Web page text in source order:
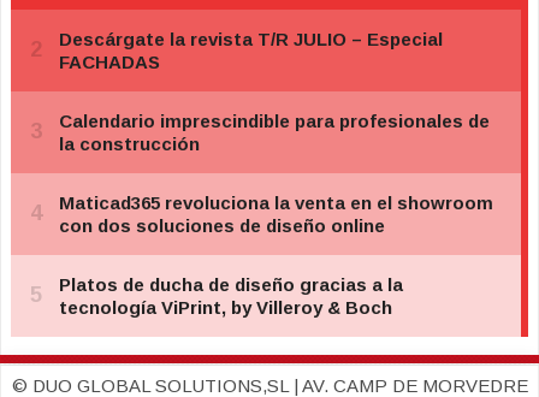
© DUO GLOBAL SOLUTIONS,SL | AV. CAMP DE MORVEDRE